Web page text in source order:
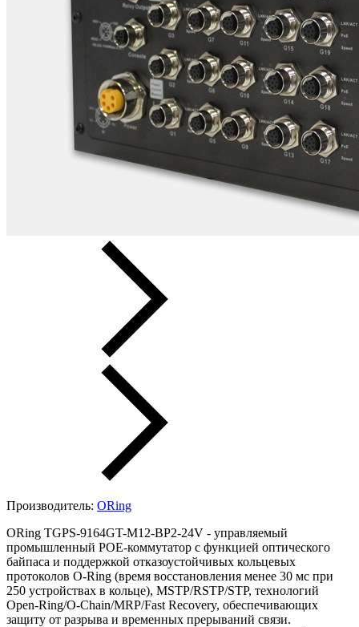
Производитель: ORing
ORing TGPS-9164GT-M12-BP2-24V - управляемый
промышленный РОЕ-коммутатор c функцией оптического
байпаса и поддержкой отказоустойчивых кольцевых
протоколов O-Ring (время восстановления менее 30 мс при
250 устройствах в кольце), MSTP/RSTP/STP, технологий
Open-Ring/O-Chain/MRP/Fast Recovery, обеспечивающих
защиту от разрыва и временных прерываний связи.